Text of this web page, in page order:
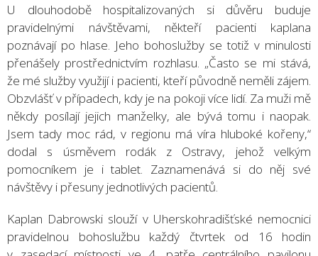
U dlouhodobě hospitalizovaných si důvěru buduje
pravidelnými návštěvami, někteří pacienti kaplana
poznávají po hlase. Jeho bohoslužby se totiž v minulosti
přenášely prostřednictvím rozhlasu. „Často se mi stává,
že mé služby využijí i pacienti, kteří původně neměli zájem.
Obzvlášť v případech, kdy je na pokoji více lidí. Za muži mě
někdy posílají jejich manželky, ale bývá tomu i naopak.
Jsem tady moc rád, v regionu má víra hluboké kořeny,“
dodal s úsměvem rodák z Ostravy, jehož velkým
pomocníkem je i tablet. Zaznamenává si do něj své
návštěvy i přesuny jednotlivých pacientů.
Kaplan Dabrowski slouží v Uherskohradišťské nemocnici
pravidelnou bohoslužbu každý čtvrtek od 16 hodin